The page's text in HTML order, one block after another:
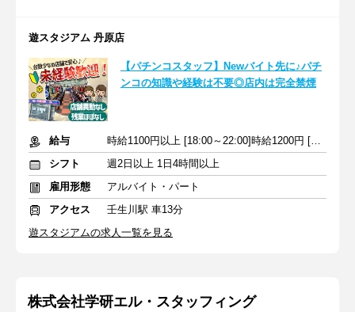
遊スタジアム 丹原店
【パチンコスタッフ】Newバイト先に♪パチ
ンコの知識や経験は不要◎店内は完全禁煙
給与
時給1100円以上 [18:00～22:00]時給1200円 [22:00～]時給1375円
シフト
週2日以上 1日4時間以上
雇用形態
アルバイト・パート
アクセス
壬生川駅 車13分
遊スタジアムの求人一覧を見る
株式会社学研エル・スタッフィング